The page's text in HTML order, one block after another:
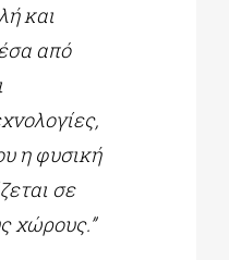
και
από
η φυσική
σε
χώρους.”